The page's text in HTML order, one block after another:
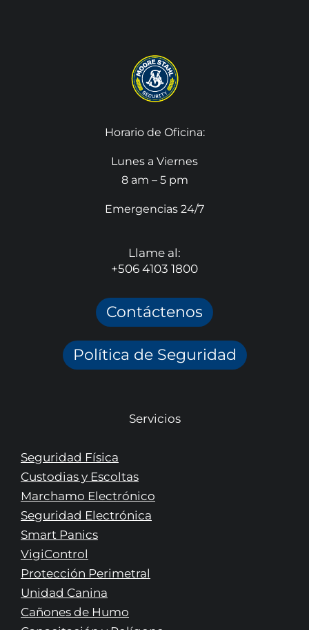
Horario de Oficina:
Lunes a Viernes
8 am – 5 pm
Emergencias 24/7
Llame al:
+506 4103 1800
Contáctenos
Política de Seguridad
Servicios
Seguridad Física
Custodias y Escoltas
Marchamo Electrónico
Seguridad Electrónica
Smart Panics
VigiControl
Protección Perimetral
Unidad Canina
Cañones de Humo